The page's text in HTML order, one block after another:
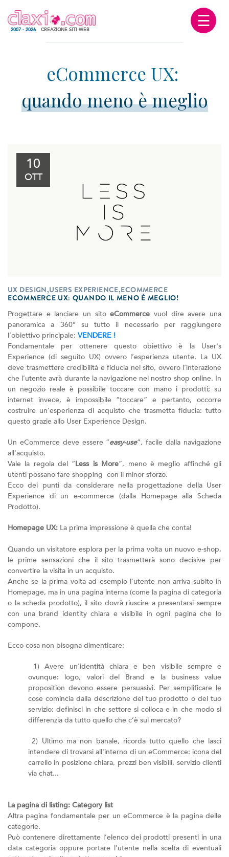
2007 - 2026 CREAZIONE SITI WEB ☰
quando meno è meglio
10
OTT
UX DESIGN,USERS EXPERIENCE,ECOMMERCE
ECOMMERCE UX: QUANDO IL MENO È MEGLIO!
Progettare e lanciare un sitoeCommerce vuol dire avere una
panoramica a 360° su tutto il necessario per raggiungere
l’obiettivo principale: VENDERE !
Fondamentale per ottenere questo obiettivo è la User's
Experience (di seguito UX) ovvero l’esperienza utente. La UX
deve trasmettere credibilità e fiducia nel sito, ovvero l’interazione
che l’utente avrà durante la navigazione nel nostro shop online. In
un negozio reale è possibile toccare con mano i prodotti; su
internet invece, è impossibile “toccare” e pertanto, occorre
costruire un’esperienza di acquisto che trasmetta fiducia: tutto
questo grazie allo User Experience Design.
Un eCommerce deve essere “easy-use”, facile dalla navigazione
all'acquisto.
Vale la regola del “Less is More”, meno è meglio affinché gli
utenti possano fare shopping con il minor sforzo.
Ecco dei punti da considerare nella progettazione della User
Experience di un e-commerce (dalla Homepage alla Scheda
Prodotto).
Homepage UX: La prima impressione è quella che conta!
Quando un visitatore esplora per la prima volta un nuovo e-shop,
le prime sensazioni che il sito trasmetterà sono decisive per
convertire la visita in un acquisto.
Anche se la prima volta ad esempio l'utente non arriva subito in
Homepage, ma in una pagina interna (come la pagina di categoria
o la scheda prodotto), il sito dovrà riuscire a presentarsi sempre
con una brand identity chiara e visibile in ogni pagina che lo
compone.
Ecco cosa non bisogna dimenticare:
1) Avere un'identità chiara e ben visibile sempre e
ovunque: logo, valori del Brand e la business value
proposition devono essere persuasivi. Per semplificare le
cose comincia dalla descrizione del tuo prodotto o del tuo
servizio; definisci in che settore si colloca e in che modo si
differenzia da tutto quello che c’è sul mercato?
2) Ultimo ma non banale, ricorda tutto quello che lasci
intendere di trovarsi all'interno di un eCommerce: icona del
carrello in posizione chiara, prezzi ben visibili, servizio clienti
via chat...
La pagina di listing: Category list
Altra pagina fondamentale per un eCommerce è la pagina delle
categorie.
Può contenere direttamente l’elenco dei prodotti presenti in una
data categoria oppure portare l’utente nella scelta di eventuali